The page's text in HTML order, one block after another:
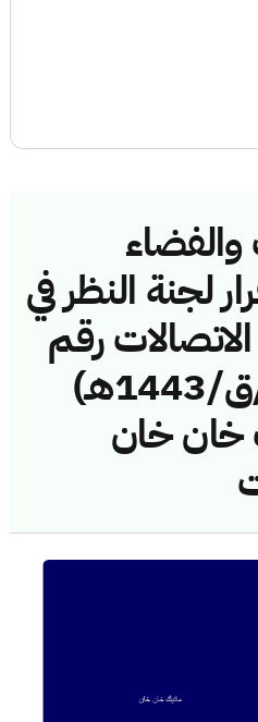
والفضاء
لجنة النظر في
رقم
(42743916/ق/1443هـ)
خان خان